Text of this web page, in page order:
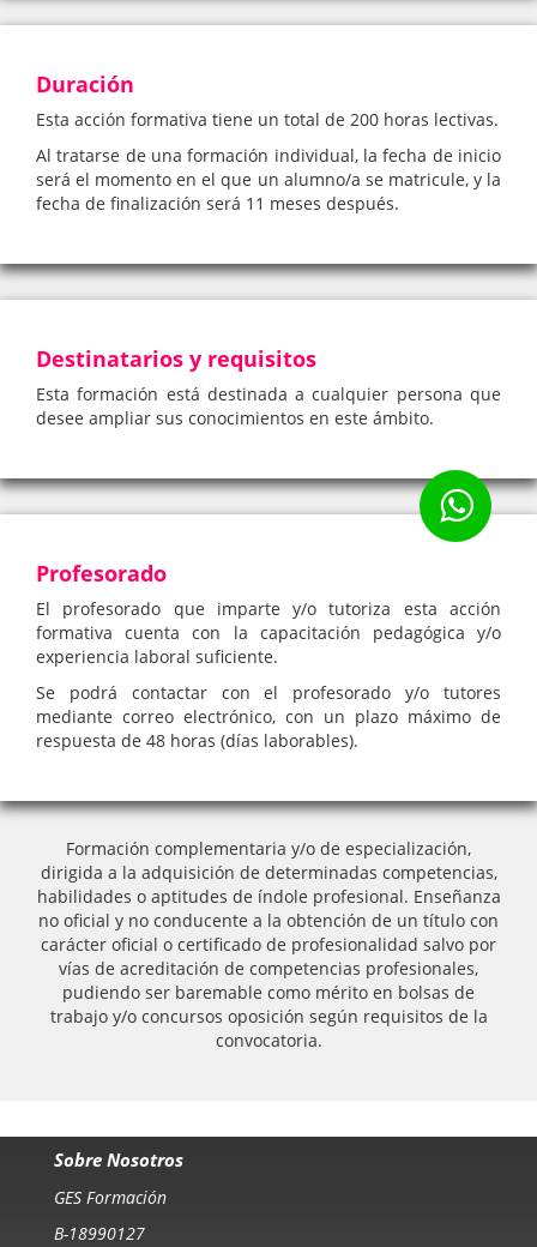
Duración
Esta acción formativa tiene un total de 200 horas lectivas.
Al tratarse de una formación individual, la fecha de inicio
será el momento en el que un alumno/a se matricule, y la
fecha de finalización será 11 meses después.
Destinatarios y requisitos
Esta formación está destinada a cualquier persona que
desee ampliar sus conocimientos en este ámbito.
Profesorado
El profesorado que imparte y/o tutoriza esta acción
formativa cuenta con la capacitación pedagógica y/o
experiencia laboral suficiente.
Se podrá contactar con el profesorado y/o tutores
mediante correo electrónico, con un plazo máximo de
respuesta de 48 horas (días laborables).
Formación complementaria y/o de especialización,
dirigida a la adquisición de determinadas competencias,
habilidades o aptitudes de índole profesional. Enseñanza
no oficial y no conducente a la obtención de un título con
carácter oficial o certificado de profesionalidad salvo por
vías de acreditación de competencias profesionales,
pudiendo ser baremable como mérito en bolsas de
trabajo y/o concursos oposición según requisitos de la
convocatoria.
Sobre Nosotros
GES Formación
B-18990127